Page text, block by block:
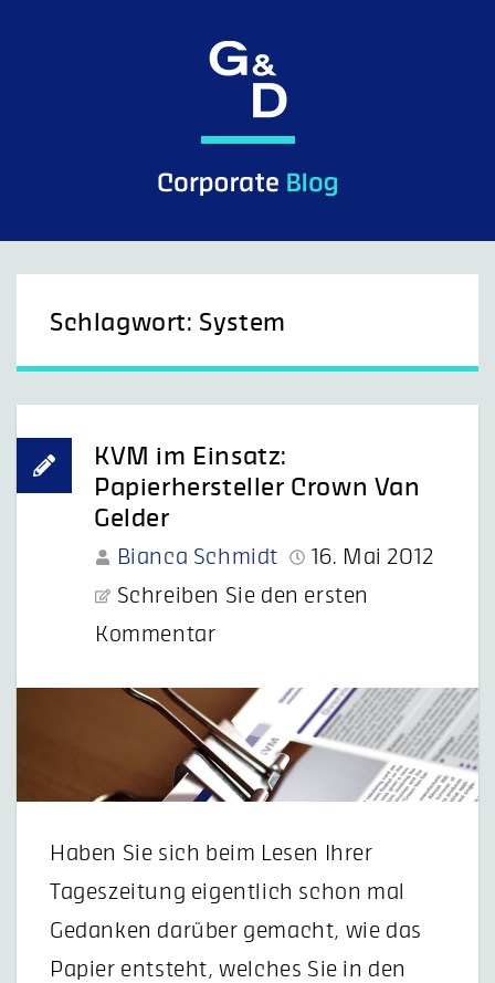
G&D Control what you see.
Schlagwort: System
KVM im Einsatz:
Papierhersteller Crown Van
Gelder
Bianca Schmidt
16. Mai 2012
Schreiben Sie den ersten
Kommentar
Haben Sie sich beim Lesen Ihrer
Tageszeitung eigentlich schon mal
Gedanken darüber gemacht, wie das
Papier entsteht, welches Sie in den